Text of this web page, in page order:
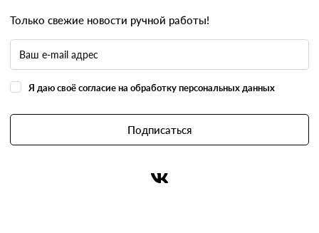
Только свежие новости ручной работы!
Я даю своё согласие на обработку персональных данных
Подписаться